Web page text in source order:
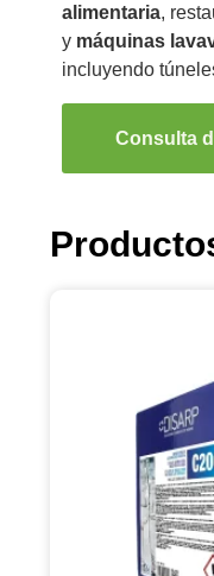
alimentaria,
y máquinas
incluyendo
Consulta